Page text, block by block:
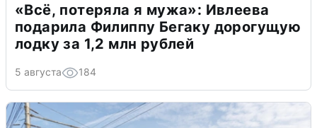
«Всё, потеряла я мужа»: Ивлеева
подарила Филиппу Бегаку дорогущую
лодку за 1,2 млн рублей
5 августа 184